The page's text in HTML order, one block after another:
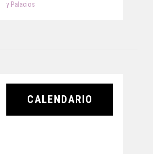
y Palacios
CALENDARIO